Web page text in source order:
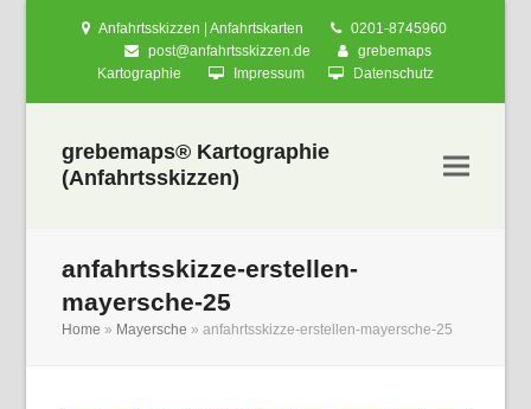
Anfahrtsskizzen | Anfahrtskarten
0201-8745960
post@anfahrtsskizzen.de
grebemaps
Kartographie
Impressum Datenschutz
grebemaps® Kartographie
(Anfahrtsskizzen)
anfahrtsskizze-erstellen-
mayersche-25
Home » Mayersche »anfahrtsskizze-erstellen-mayersche-25